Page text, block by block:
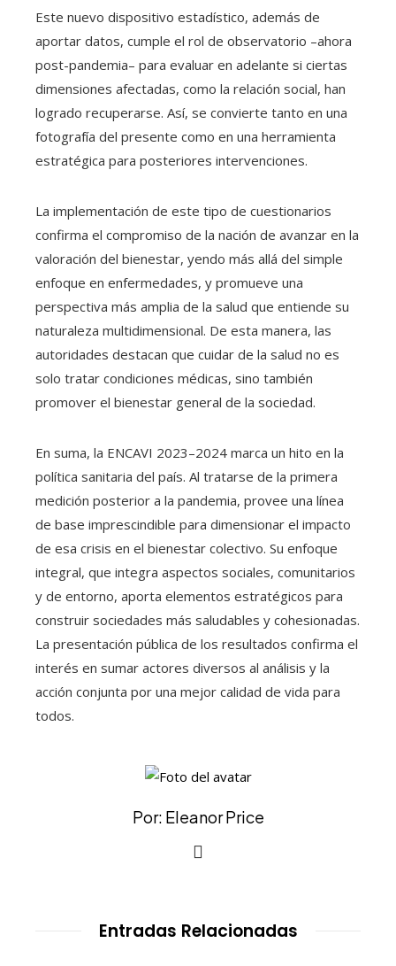
Este nuevo dispositivo estadístico, además de
aportar datos, cumple el rol de observatorio –ahora
post-pandemia– para evaluar en adelante si ciertas
dimensiones afectadas, como la relación social, han
logrado recuperarse. Así, se convierte tanto en una
fotografía del presente como en una herramienta
estratégica para posteriores intervenciones.
La implementación de este tipo de cuestionarios
confirma el compromiso de la nación de avanzar en la
valoración del bienestar, yendo más allá del simple
enfoque en enfermedades, y promueve una
perspectiva más amplia de la salud que entiende su
naturaleza multidimensional. De esta manera, las
autoridades destacan que cuidar de la salud no es
solo tratar condiciones médicas, sino también
promover el bienestar general de la sociedad.
En suma, la ENCAVI 2023–2024 marca un hito en la
política sanitaria del país. Al tratarse de la primera
medición posterior a la pandemia, provee una línea
de base imprescindible para dimensionar el impacto
de esa crisis en el bienestar colectivo. Su enfoque
integral, que integra aspectos sociales, comunitarios
y de entorno, aporta elementos estratégicos para
construir sociedades más saludables y cohesionadas.
La presentación pública de los resultados confirma el
interés en sumar actores diversos al análisis y la
acción conjunta por una mejor calidad de vida para
todos.
Por: Eleanor Price
Entradas Relacionadas